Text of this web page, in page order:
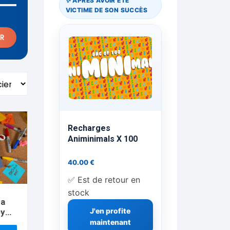
FP, Foulards …
VICTIME DE SON SUCCÈS
Recharges
Animinimals X 100
40.00€
✅ Est de retour en
stock
J'en profite
maintenant